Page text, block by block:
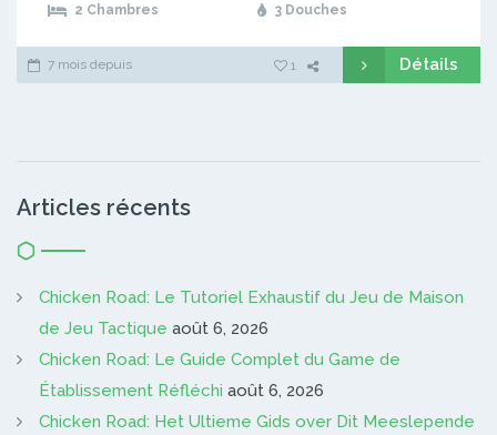
2 Chambres 3 Douches
7 mois depuis 1 Détails
Articles récents
Chicken Road: Le Tutoriel Exhaustif du Jeu de Maison
de Jeu Tactique août 6, 2026
Chicken Road: Le Guide Complet du Game de
Établissement Réfléchi août 6, 2026
Chicken Road: Het Ultieme Gids over Dit Meeslepende